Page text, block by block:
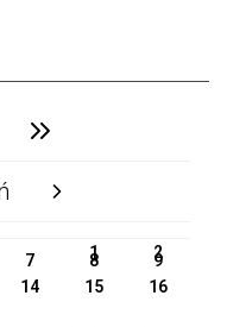
następny rok
następny miesiąc
1 2
7 8 9
14 15 16